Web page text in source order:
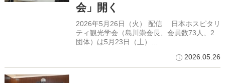
会」開く
2026年5月26日（火） 配信 日本ホスピタリ
ティ観光学会（島川崇会長、会員数73人、2
団体）は5月23日（土）...
2026.05.26